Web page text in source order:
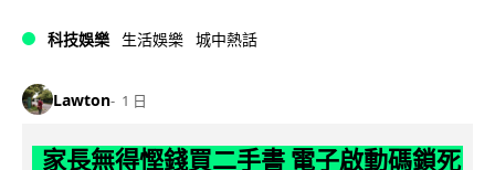
科技娛樂 生活娛樂 城中熱話
Lawton 1 日
家長無得慳錢買二手書 電子啟動碼鎖死